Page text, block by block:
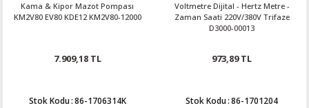
Kama & Kipor Mazot Pompası
KM2V80 EV80 KDE12 KM2V80-12000
7.909,18 TL
Voltmetre Dijital - Hertz Metre -
Zaman Saati 220V/380V Trifaze
D3000-00013
973,89 TL
Stok Kodu:86-1706314K Stok Kodu:86-1701204